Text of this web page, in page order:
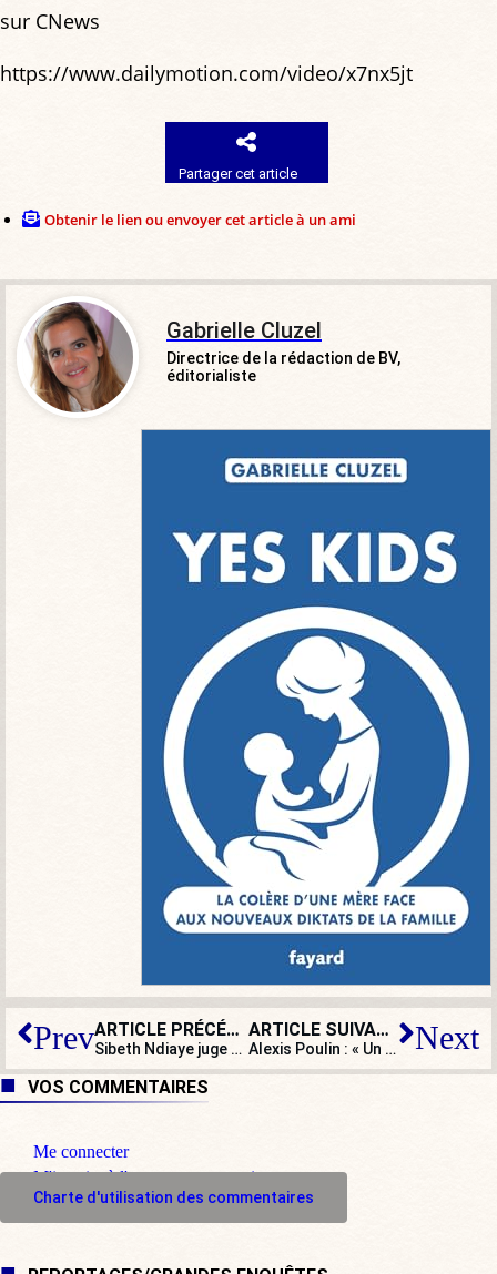
sur CNews
https://www.dailymotion.com/video/x7nx5jt
Partager cet article
Obtenir le lien ou envoyer cet article à un ami
Gabrielle Cluzel
Directrice de la rédaction de BV,
éditorialiste
Prev ARTICLE PRÉCÉDENT
Sibeth Ndiaye juge fort stupides les propos d’Alain Finkielkraut… et c’est fort déplacé
ARTICLE SUIVANT
Alexis Poulin : « Un préfet qui parade expliquant qu’il se bat pour un camp ! » Next
VOS COMMENTAIRES
Me connecter
M'inscrire à l'espace commentaire
Charte d'utilisation des commentaires